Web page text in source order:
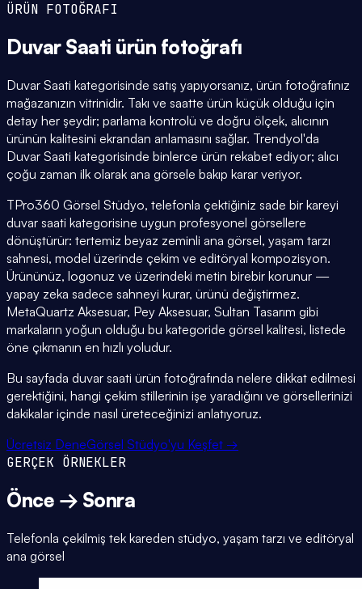
ÜRÜN FOTOĞRAFI
Duvar Saati ürün fotoğrafı
Duvar Saati kategorisinde satış yapıyorsanız, ürün fotoğrafınız
mağazanızın vitrinidir. Takı ve saatte ürün küçük olduğu için
detay her şeydir; parlama kontrolü ve doğru ölçek, alıcının
ürünün kalitesini ekrandan anlamasını sağlar. Trendyol'da
Duvar Saati kategorisinde binlerce ürün rekabet ediyor; alıcı
çoğu zaman ilk olarak ana görsele bakıp karar veriyor.
TPro360 Görsel Stüdyo, telefonla çektiğiniz sade bir kareyi
duvar saati kategorisine uygun profesyonel görsellere
dönüştürür: tertemiz beyaz zeminli ana görsel, yaşam tarzı
sahnesi, model üzerinde çekim ve editöryal kompozisyon.
Ürününüz, logonuz ve üzerindeki metin birebir korunur —
yapay zeka sadece sahneyi kurar, ürünü değiştirmez.
MetaQuartz Aksesuar, Pey Aksesuar, Sultan Tasarım gibi
markaların yoğun olduğu bu kategoride görsel kalitesi, listede
öne çıkmanın en hızlı yoludur.
Bu sayfada duvar saati ürün fotoğrafında nelere dikkat edilmesi
gerektiğini, hangi çekim stillerinin işe yaradığını ve görsellerinizi
dakikalar içinde nasıl üreteceğinizi anlatıyoruz.
Ücretsiz DeneGörsel Stüdyo'yu Keşfet →
GERÇEK ÖRNEKLER
Önce → Sonra
Telefonla çekilmiş tek kareden stüdyo, yaşam tarzı ve editöryal
ana görsel